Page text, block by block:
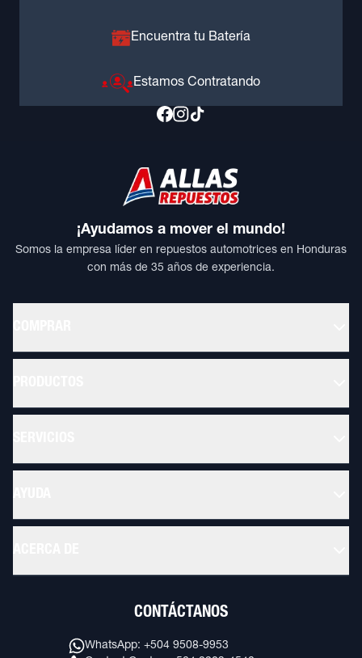
Encuentra tu Batería
Estamos Contratando
¡Ayudamos a mover el mundo!
Somos la empresa líder en repuestos automotrices en Honduras
con más de 35 años de experiencia.
CONTÁCTANOS
WhatsApp: +504 9508-9953